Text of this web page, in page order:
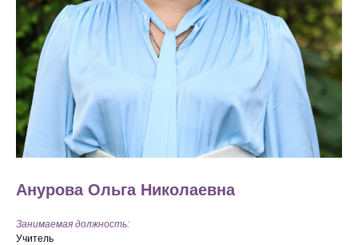
Анурова Ольга Николаевна
Занимаемая должность:
Учитель